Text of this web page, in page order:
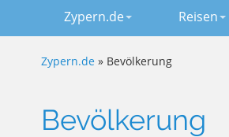
Zypern.de Reisen
Zypern.de » Bevölkerung
Bevölkerung